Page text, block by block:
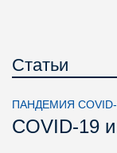
Статьи
ПАНДЕМИЯ
COVID-19